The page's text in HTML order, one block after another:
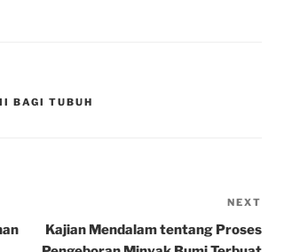
BAGI TUBUH
Post
NEXT
Kajian Mendalam tentang Proses